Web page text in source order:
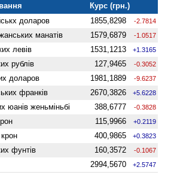
Курс (грн.)
доларов 1855,8298 -2.7814
манатів 1579,6879 -1.0517
левів 1531,1213 +1.3165
рублів 127,9465 -0.3052
доларов 1981,1889 -9.6237
франків 2670,3826 +5.6228
юанів женьмiньбi 388,6777 -0.3828
115,9966 +0.2119
400,9865 +0.3823
фунтів 160,3572 -0.1067
2994,5670 +2.5747